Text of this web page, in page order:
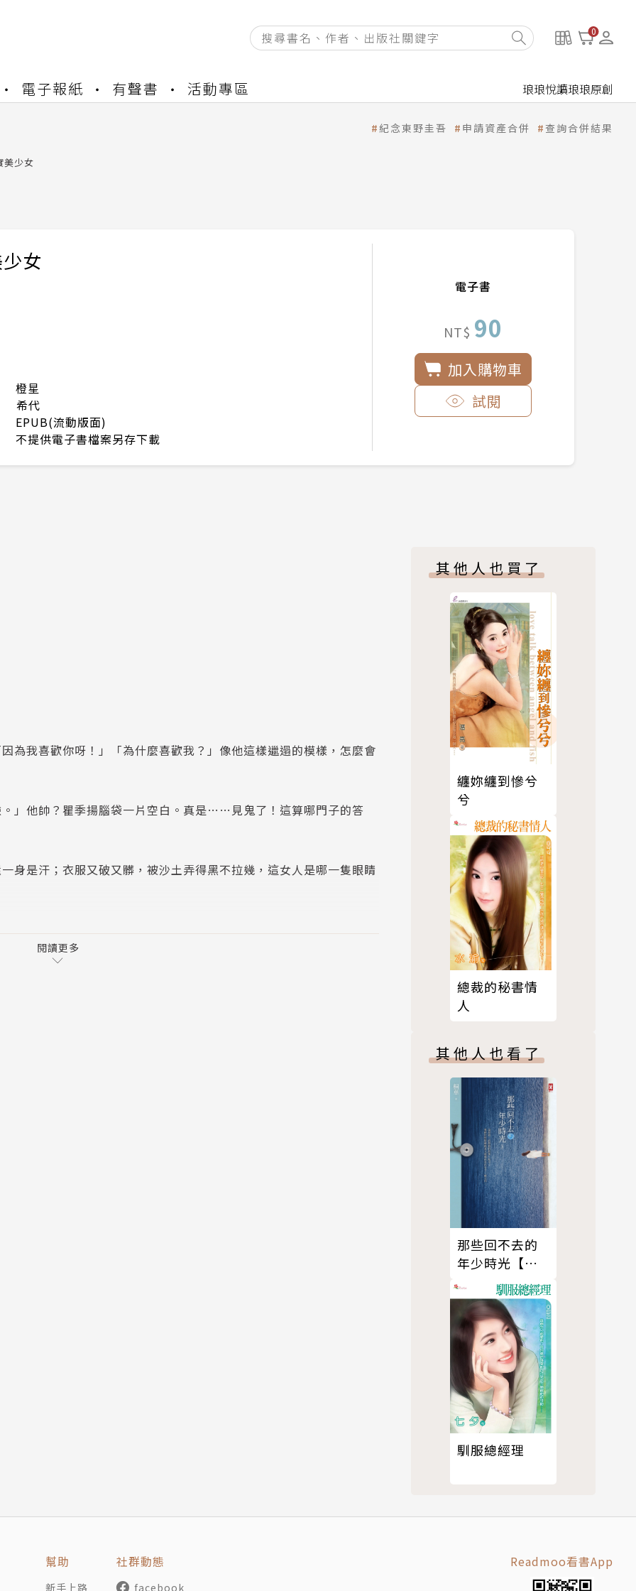
0
電子報紙 有聲書 活動專區 琅琅悅讀琅琅原創
開通申請
開通申請
紀念東野圭吾 申請資產合併 查詢合併結果
美少女
女
橙星
希代
EPUB(流動版面)
不提供電子書檔案另存下載
電子書
NT$ 90
加入購物車
試閱
為我喜歡你呀！」「為什麼喜歡我？」像他這樣邋遢的模樣，怎麼會
」他帥？瞿季揚腦袋一片空白。真是……見鬼了！這算哪門子的答
身是汗；衣服又破又髒，被沙土弄得黑不拉幾，這女人是哪一隻眼睛
閱讀更多
其他人也買了
纏妳纏到慘兮
兮
總裁的秘書情
人
其他人也看了
那些回不去的
年少時光【上
卷】
馴服總經理
幫助
新手上路
社群動態
facebook
Readmoo看書App